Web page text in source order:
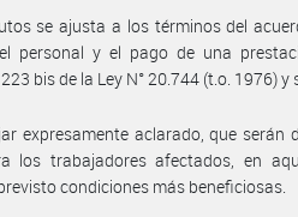
se ajusta a los términos del
personal y el pago de una
bis de la Ley N° 20.744 (t.o. 1976)
expresamente aclarado, que serán
los trabajadores afectados, en
condiciones más beneficiosas.